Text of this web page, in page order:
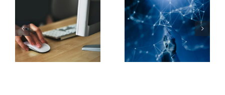
denuncian
que la IA
amenaza
más
indemnizar
a una
empleada
del hogar